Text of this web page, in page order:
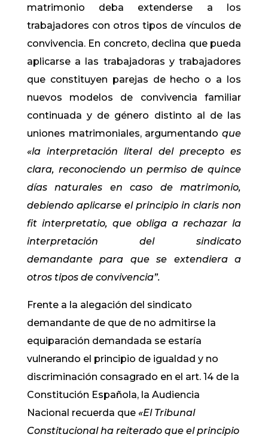
matrimonio deba extenderse a los
trabajadores con otros tipos de vínculos de
convivencia. En concreto, declina que pueda
aplicarse a las trabajadoras y trabajadores
que constituyen parejas de hecho o a los
nuevos modelos de convivencia familiar
continuada y de género distinto al de las
uniones matrimoniales, argumentandoque
«la interpretación literal del precepto es
clara, reconociendo un permiso de quince
días naturales en caso de matrimonio,
debiendo aplicarse el principio in claris non
fit interpretatio, que obliga a rechazar la
interpretación del sindicato
demandantepara que se extendiera a
otros tipos de convivencia”.
Frente a la alegación del sindicato
demandante de que de no admitirse la
equiparación demandada se estaría
vulnerando el principio de igualdad y no
discriminación consagrado en el art. 14 de la
Constitución Española, la Audiencia
Nacional recuerda que «El Tribunal
Constitucional ha reiterado que el principio